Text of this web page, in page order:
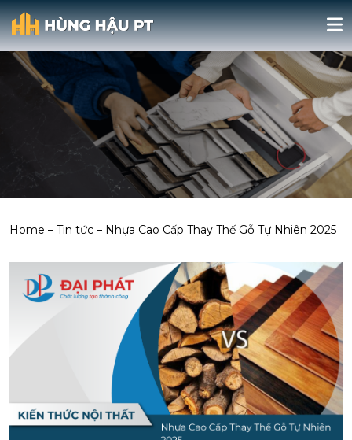
Home – Tin tức – Nhựa Cao Cấp Thay Thế Gỗ Tự Nhiên 2025